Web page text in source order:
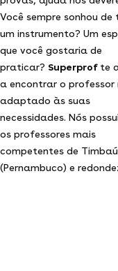
Você sempre sonhou de
um instrumento? Um
que você gostaria de
praticar? Superprof te
a encontrar o professor
adaptado às suas
necessidades. Nós
os professores mais
competentes de
(Pernambuco) e